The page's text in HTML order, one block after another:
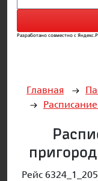
Разработано совместно с
Главная
Рейс